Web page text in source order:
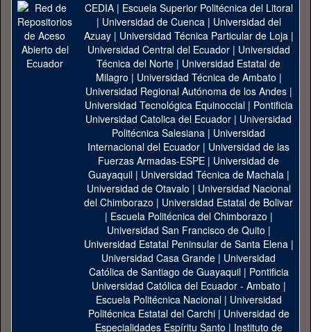
CEDIA| Escuela Superior Politécnica del Litoral
| Universidad de Cuenca| Universidad del
Azuay| Universidad Técnica Particular de Loja|
Universidad Central del Ecuador| Universidad
Técnica del Norte | Universidad Estatal de
Milagro | Universidad Técnica de Ambato |
Universidad Regional Autónoma de los Andes|
Universidad Tecnológica Equinoccial| Pontificia
Universidad Catolica del Ecuador | Universidad
Politécnica Salesiana | Universidad
Internacional del Ecuador | Universidad de las
Fuerzas Armadas-ESPE | Universidad de
Guayaquil| Universidad Técnica de Machala|
Universidad de Otavalo | Universidad Nacional
del Chimborazo | Universidad Estatal de Bolivar
| Escuela Politécnica del Chimborazo |
Universidad San Francisco de Quito |
Universidad Estatal Peninsular de Santa Elena|
Universidad Casa Grande | Universidad
Católica de Santiago de Guayaquil| Pontificia
Universidad Católica del Ecuador - Ambato |
Escuela Politécnica Nacional| Universidad
Politécnica Estatal del Carchi| Universidad de
Especialidades Espíritu Santo | Instituto de